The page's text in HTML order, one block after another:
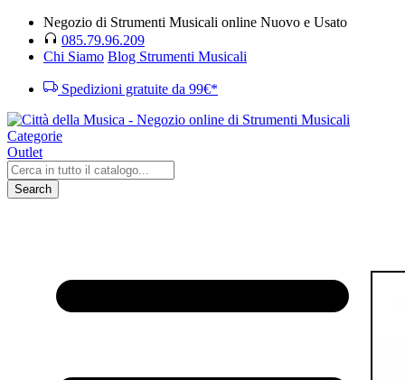
Negozio di Strumenti Musicali online Nuovo e Usato
085.79.96.209
Chi Siamo Blog Strumenti Musicali
Spedizioni gratuite da 99€*
Categorie
Outlet
Search